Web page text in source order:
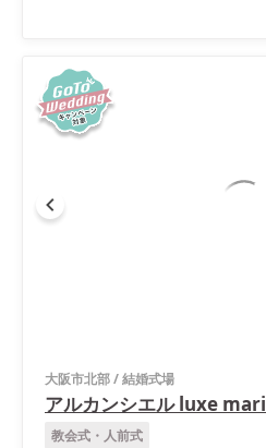
大阪市北部/結婚式場
アルカンシエル luxe
教会式・人前式